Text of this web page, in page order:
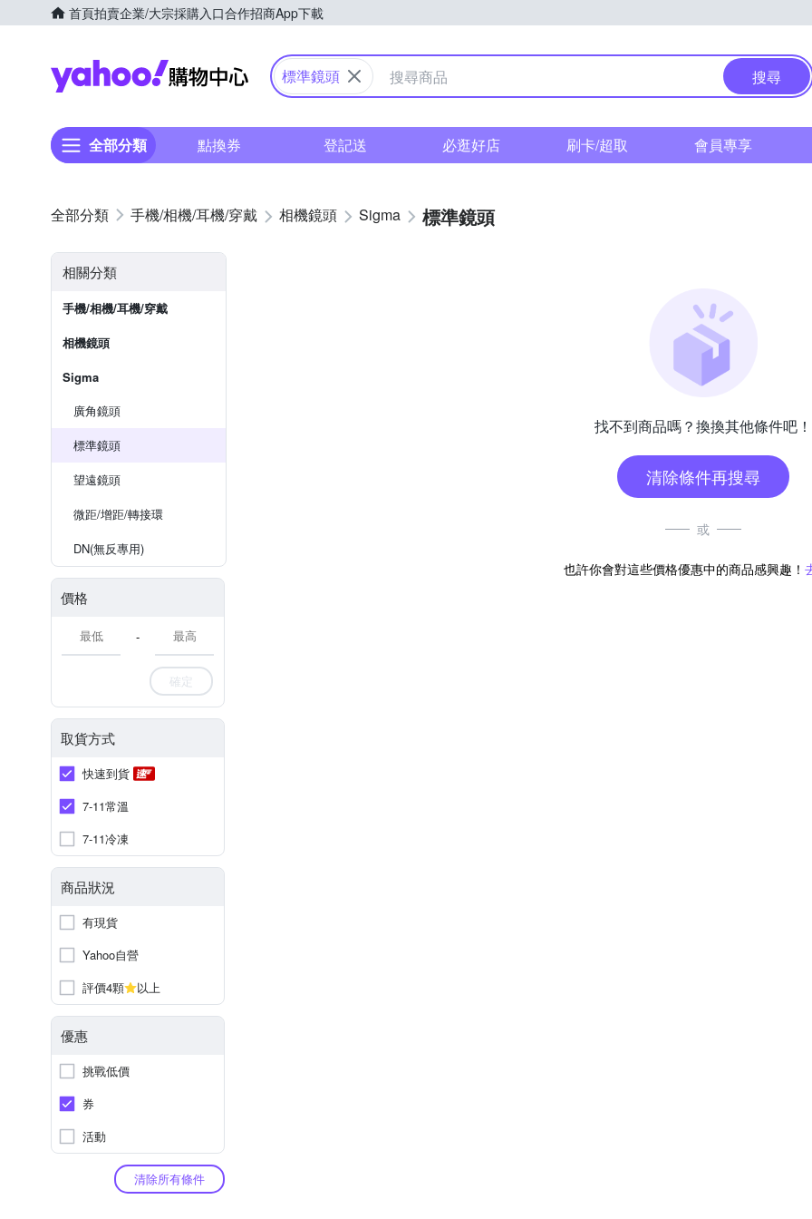
首頁拍賣企業/大宗採購入口合作招商App下載
Yahoo購物中心
標準鏡頭 搜尋
全部分類 點換券 登記送 必逛好店 刷卡/超取 會員專享
手機/相機/耳機/穿戴 相機鏡頭 Sigma 標準鏡頭
相關分類
手機/相機/耳機/穿戴
相機鏡頭
Sigma
廣角鏡頭
標準鏡頭
望遠鏡頭
微距/增距/轉接環
DN(無反專用)
價格
-
確定
取貨方式
快速到貨
7-11常溫
7-11冷凍
商品狀況
有現貨
Yahoo自營
評價4顆
以上
優惠
挑戰低價
券
活動
清除所有條件
找不到商品嗎？換換其他條件吧！
清除條件再搜尋
或
也許你會對這些價格優惠中的商品感興趣！